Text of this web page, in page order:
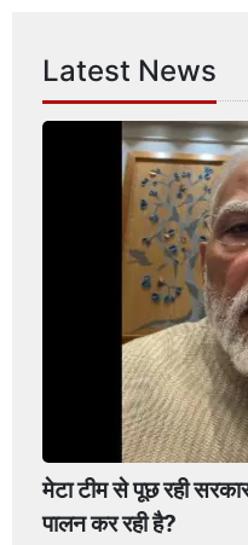
Latest News
मेटा टीम से पूछ रही
पालन कर रही है?